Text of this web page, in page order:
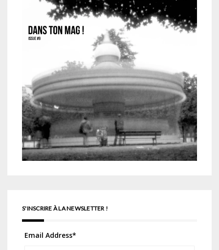
S'INSCRIRE À LA NEWSLETTER !
Email Address*